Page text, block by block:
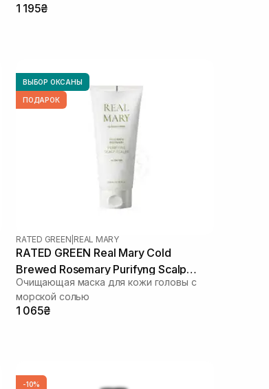
1 195₴
ВЫБОР ОКСАНЫ
ПОДАРОК
RATED GREEN REAL MARY
RATED GREEN Real Mary Cold
Brewed Rosemary Purifyng Scalp
Scaler 200 мл
Очищающая маска для кожи головы с
морской солью
1 065₴
-10%